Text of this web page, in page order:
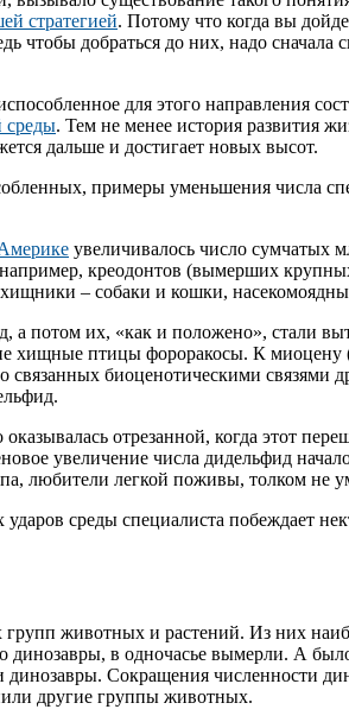
стратегией. Потому что когда вы
добраться до них, надо сначала
для этого направления
. Тем не менее история развития
дальше и достигает новых высот.
примеры уменьшения числа
увеличивалось число сумчатых
креодонтов (вымерших
– собаки и кошки,
их, «как и положено», стали
птицы фороракосы. К миоцену
связанных биоценотическими связями
отрезанной, когда этот
увеличение числа дидельфид
любители легкой поживы, толком не
среды специалиста побеждает
животных и растений. Из них
в одночасье вымерли. А
Сокращения численности
другие группы животных.